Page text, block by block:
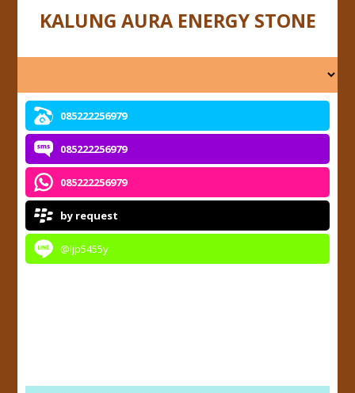
KALUNG AURA ENERGY STONE
085222256979
085222256979
085222256979
by request
@ljp5455y